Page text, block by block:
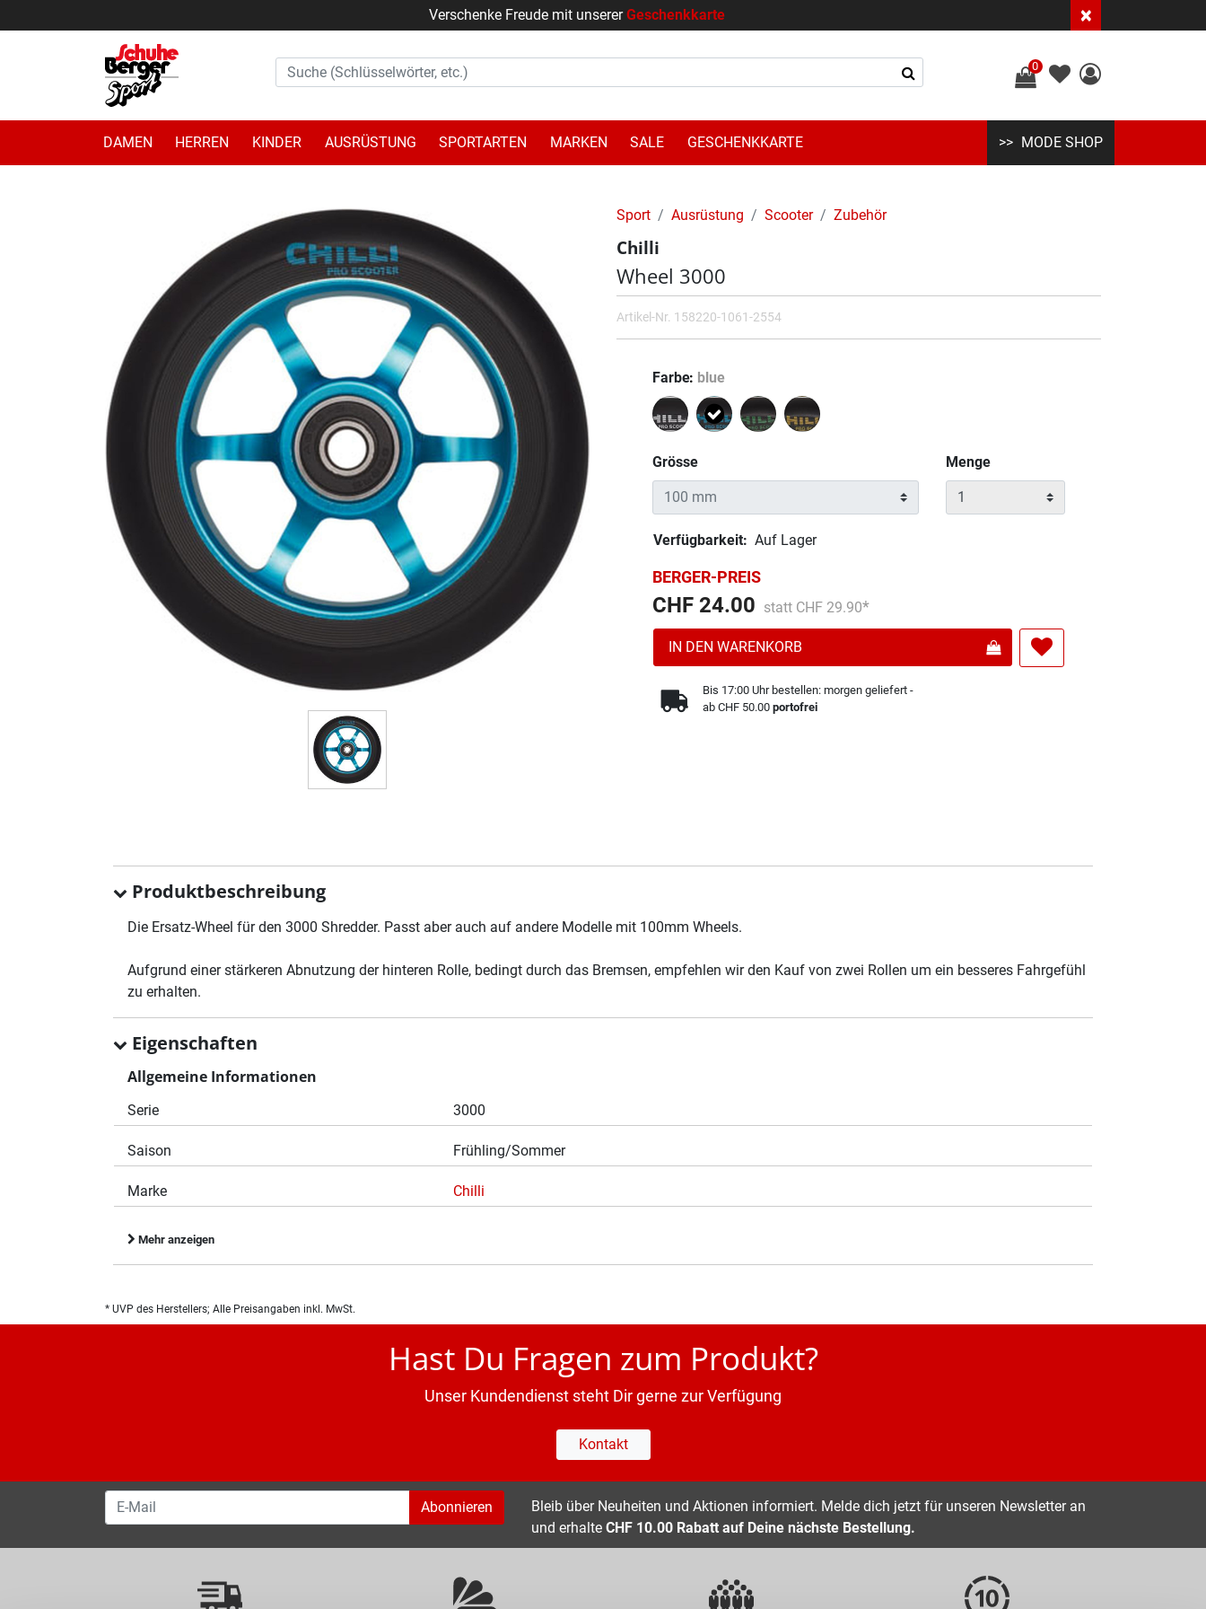
Verschenke Freude mit unsererGeschenkkarte ×
0
DAMEN HERREN KINDER AUSRÜSTUNG SPORTARTEN MARKEN SALE GESCHENKKARTE MODE SHOP
Sport Ausrüstung Scooter Zubehör
Chilli
Wheel 3000
Artikel-Nr. 158220-1061-2554
Farbe blue
Grösse
Menge
Verfügbarkeit: Auf Lager
BERGER-PREIS
CHF 24.00 Preis reduziert von
statt CHF 29.90
An
IN DEN WARENKORB
Bis 17:00 Uhr bestellen: morgen geliefert -
ab CHF 50.00portofrei
Produktbeschreibung
Die Ersatz-Wheel für den 3000 Shredder. Passt aber auch auf andere Modelle mit 100mm Wheels.
Aufgrund einer stärkeren Abnutzung der hinteren Rolle, bedingt durch das Bremsen, empfehlen wir den Kauf von zwei Rollen um ein besseres Fahrgefühl
zu erhalten.
Eigenschaften
Allgemeine Informationen
Serie 3000
Saison Frühling/Sommer
Marke Chilli
Mehr anzeigen
* UVP des Herstellers; Alle Preisangaben inkl. MwSt.
Hast Du Fragen zum Produkt?
Unser Kundendienst steht Dir gerne zur Verfügung
Kontakt
Abonnieren
Bleib über Neuheiten und Aktionen informiert. Melde dich jetzt für unseren Newsletter an
und erhalte CHF 10.00 Rabatt auf Deine nächste Bestellung.